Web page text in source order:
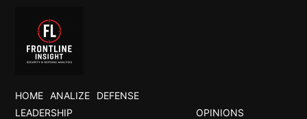
HOME ANALIZE
DEFENSE
LEADERSHIP
OPINIONS